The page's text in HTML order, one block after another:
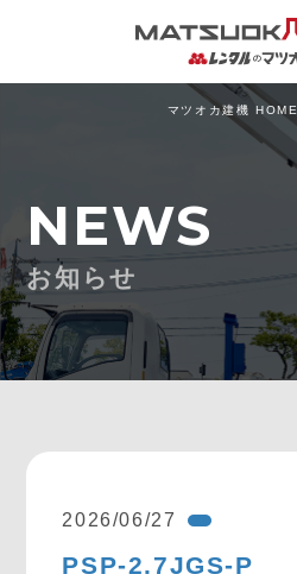
マツオカ建機 HOME
NEWS
お知らせ
2026/06/27
PSP-2.7JGS-P